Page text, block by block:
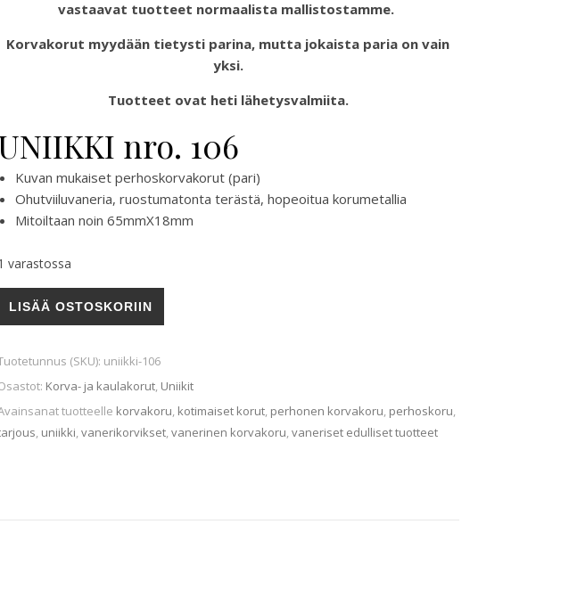
vastaavat tuotteet normaalista mallistostamme.
Korvakorut myydään tietysti parina, mutta jokaista paria on vain
yksi.
Tuotteet ovat heti lähetysvalmiita.
nro. 106
Kuvan mukaiset perhoskorvakorut (pari)
Ohutviiluvaneria, ruostumatonta terästä, hopeoitua korumetallia
Mitoiltaan noin 65mmX18mm
varastossa
UNIIKKI nro. 106 määrä
LISÄÄ OSTOSKORIIN
(SKU): uniikki-106
Korva- ja kaulakorut, Uniikit
tuotteelle korvakoru, kotimaiset korut, perhonen korvakoru, perhoskoru,
, uniikki,vanerikorvikset,vanerinen korvakoru,vaneriset edulliset tuotteet